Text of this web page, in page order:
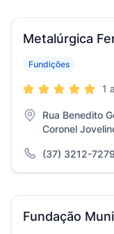
Metalúrgica
Fundições
1
Rua Benedito
Coronel
(37) 3212-7279
Fundação